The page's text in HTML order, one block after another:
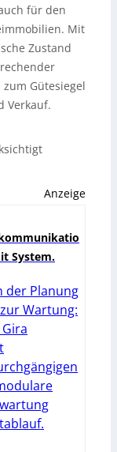
für den
Mit
Zustand
Gütesiegel
Verkauf.
Anzeige
System.
der Planung
Wartung: